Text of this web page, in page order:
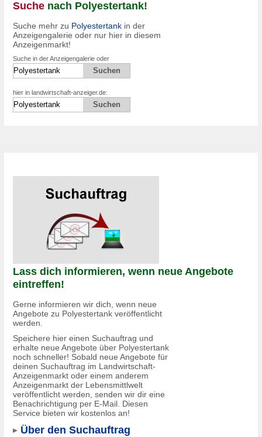
Suche nach Polyestertank!
Suche mehr zu Polyestertank in der
Anzeigengalerie oder nur hier in diesem
Anzeigenmarkt!
Suche in der Anzeigengalerie oder
hier in landwirtschaft-anzeiger.de:
Lass dich informieren, wenn neue Angebote
eintreffen!
Gerne informieren wir dich, wenn neue
Angebote zu Polyestertank veröffentlicht
werden.
Speichere hier einen Suchauftrag und
erhalte neue Angebote über Polyestertank
noch schneller! Sobald neue Angebote für
deinen Suchauftrag im Landwirtschaft-
Anzeigenmarkt oder einem anderem
Anzeigenmarkt der Lebensmittlwelt
veröffentlicht werden, senden wir dir eine
Benachrichtigung per E-Mail. Diesen
Service bieten wir kostenlos an!
Über den Suchauftrag